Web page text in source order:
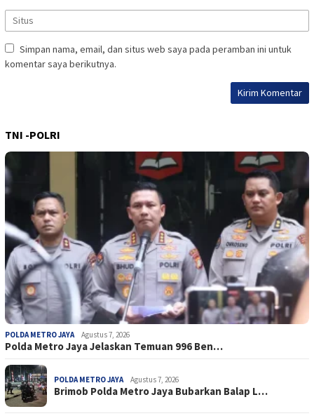
Simpan nama, email, dan situs web saya pada peramban ini untuk
komentar saya berikutnya.
TNI -POLRI
POLDA METRO JAYA Agustus 7, 2026
Polda Metro Jaya Jelaskan Temuan 996 Ben…
POLDA METRO JAYA Agustus 7, 2026
Brimob Polda Metro Jaya Bubarkan Balap L…